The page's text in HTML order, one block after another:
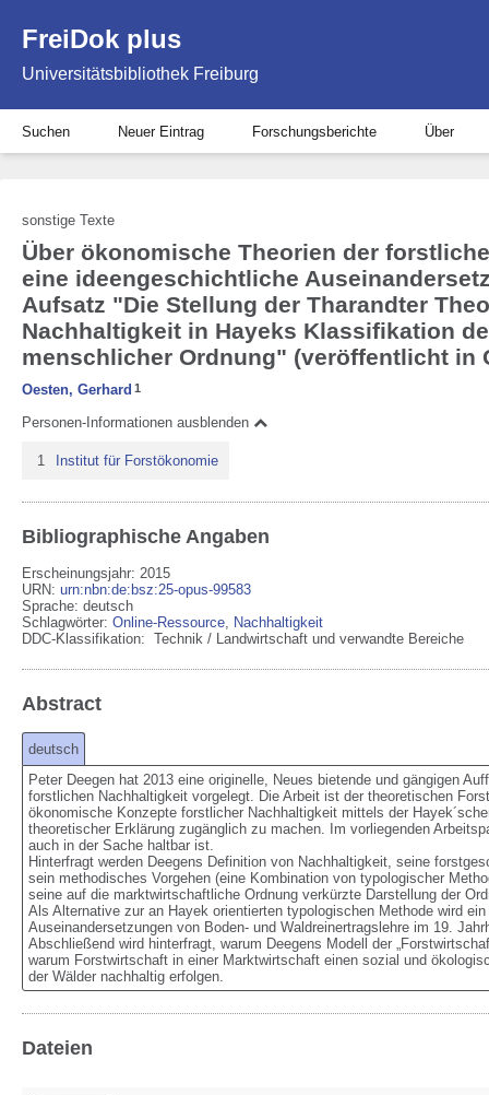
FreiDok plus
Universitätsbibliothek Freiburg
Suchen Neuer Eintrag Forschungsberichte Über
sonstige Texte
Über ökonomische Theorien der
eine ideengeschichtliche
Aufsatz "Die Stellung der Tharandter
Nachhaltigkeit in Hayeks Klassifikation
menschlicher Ordnung" (veröffentlicht in
Oesten, Gerhard 1
Personen-Informationen ausblenden
1 Institut für Forstökonomie
Bibliographische Angaben
Erscheinungsjahr: 2015
URN: urn:nbn:de:bsz:25-opus-99583
Sprache: deutsch
Schlagwörter: Online-Ressource, Nachhaltigkeit
DDC-Klassifikation: Technik / Landwirtschaft und verwandte Bereiche
Abstract
deutsch
Peter Deegen hat 2013 eine originelle, Neues bietende und gängigen
forstlichen Nachhaltigkeit vorgelegt. Die Arbeit ist der theoretischen
ökonomische Konzepte forstlicher Nachhaltigkeit mittels der
theoretischer Erklärung zugänglich zu machen. Im vorliegenden
auch in der Sache haltbar ist.
Hinterfragt werden Deegens Definition von Nachhaltigkeit, seine
sein methodisches Vorgehen (eine Kombination von typologischer
seine auf die marktwirtschaftliche Ordnung verkürzte Darstellung der
Als Alternative zur an Hayek orientierten typologischen Methode wird
Auseinandersetzungen von Boden- und Waldreinertragslehre im 19.
Abschließend wird hinterfragt, warum Deegens Modell der
warum Forstwirtschaft in einer Marktwirtschaft einen sozial und
der Wälder nachhaltig erfolgen.
Dateien